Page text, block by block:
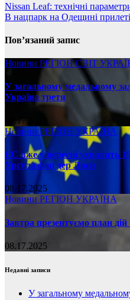
Nissan Leaf: технічні
В нацпарк на Одещині
Пов’язаний запис
Новини РЕГІОНСВІТ
У загальному медальному
Україна третя
08.17.2025
НовиниРЕГІОН УКРАЇНА
ЄС вже у вересні ухвалить
Урсула фон дер Ляєн
08.17.2025
Новини РЕГІОН УКРАЇНА
Завтра презентуємо план
08.17.2025
Недавні записи
У загальному